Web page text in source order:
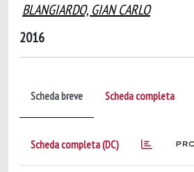
BLANGIARDO, GIAN CARLO
2016
Scheda breve Scheda completa
Scheda completa (DC)